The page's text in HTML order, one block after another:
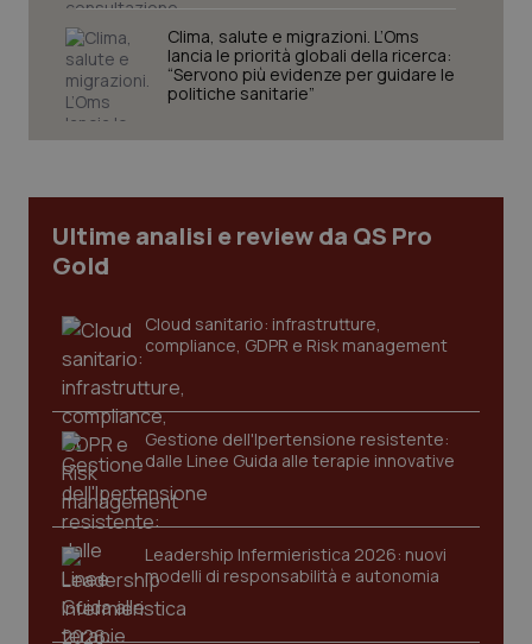
Clima, salute e migrazioni. L’Oms
lancia le priorità globali della ricerca:
“Servono più evidenze per guidare le
politiche sanitarie”
Ultime analisi e review da QS Pro
Gold
Cloud sanitario: infrastrutture,
compliance, GDPR e Risk management
Gestione dell'Ipertensione resistente:
dalle Linee Guida alle terapie innovative
Leadership Infermieristica 2026: nuovi
modelli di responsabilità e autonomia
Necessari Statistici Marketing
Nome
Fornitore/Dominio